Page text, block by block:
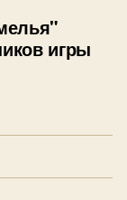
игры